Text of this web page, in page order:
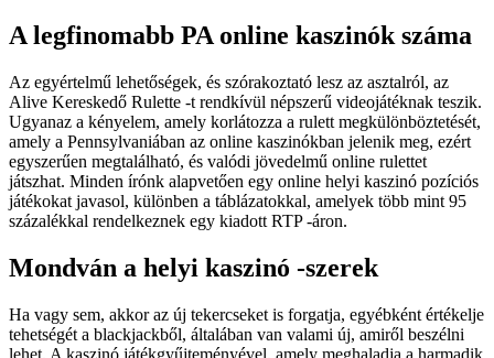
A legfinomabb PA online kaszinók száma
Az egyértelmű lehetőségek, és szórakoztató lesz az asztalról, az
Alive Kereskedő Rulette -t ​​rendkívül népszerű videojátéknak teszik.
Ugyanaz a kényelem, amely korlátozza a rulett megkülönböztetését,
amely a Pennsylvaniában az online kaszinókban jelenik meg, ezért
egyszerűen megtalálható, és valódi jövedelmű online rulettet
játszhat. Minden írónk alapvetően egy online helyi kaszinó pozíciós
játékokat javasol, különben a táblázatokkal, amelyek több mint 95
százalékkal rendelkeznek egy kiadott RTP -áron.
Mondván a helyi kaszinó -szerek
Ha vagy sem, akkor az új tekercseket is forgatja, egyébként értékelje
tehetségét a blackjackből, általában van valami új, amiről beszélni
lehet. A kaszinó játékgyűjteményével, amely meghaladja a harmadik